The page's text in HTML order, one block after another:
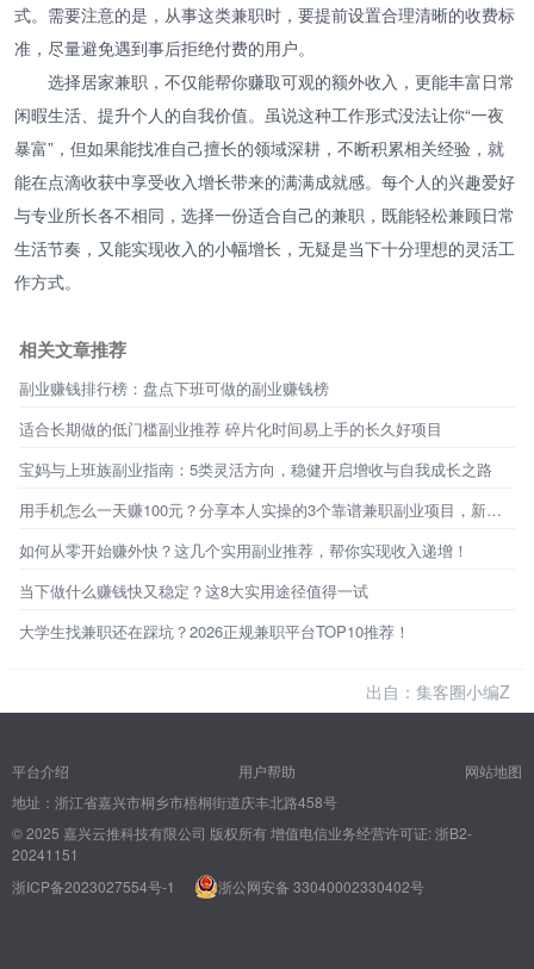
式。需要注意的是，从事这类兼职时，要提前设置合理清晰的收费标
准，尽量避免遇到事后拒绝付费的用户。
选择居家兼职，不仅能帮你赚取可观的额外收入，更能丰富日常
闲暇生活、提升个人的自我价值。虽说这种工作形式没法让你“一夜
暴富”，但如果能找准自己擅长的领域深耕，不断积累相关经验，就
能在点滴收获中享受收入增长带来的满满成就感。每个人的兴趣爱好
与专业所长各不相同，选择一份适合自己的兼职，既能轻松兼顾日常
生活节奏，又能实现收入的小幅增长，无疑是当下十分理想的灵活工
作方式。
相关文章推荐
副业赚钱排行榜：盘点下班可做的副业赚钱榜
适合长期做的低门槛副业推荐 碎片化时间易上手的长久好项目
宝妈与上班族副业指南：5类灵活方向，稳健开启增收与自我成长之路
用手机怎么一天赚100元？分享本人实操的3个靠谱兼职副业项目，新手也能快速上手，内附详细教程！
如何从零开始赚外快？这几个实用副业推荐，帮你实现收入递增！
当下做什么赚钱快又稳定？这8大实用途径值得一试
大学生找兼职还在踩坑？2026正规兼职平台TOP10推荐！
出自：集客圈小编Z
平台介绍 用户帮助
网站地图
地址：浙江省嘉兴市桐乡市梧桐街道庆丰北路458号
© 2025 嘉兴云推科技有限公司 版权所有增值电信业务经营许可证: 浙B2-
20241151
浙ICP备2023027554号-1
浙公网安备 33040002330402号